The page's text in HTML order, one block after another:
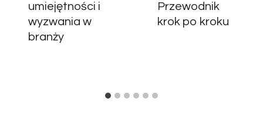
umiejętności i
wyzwania w
branży
Przewodnik
krok po kroku